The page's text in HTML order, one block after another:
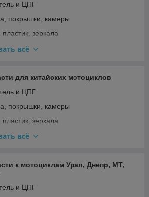
(цепи, звёзды, переключатели)
и ЦПГ
покрышки, камеры
пластик, зеркала
и поворотники
прокладки, подшипники
и кикстартер
система и карбюратор
(сцепление, вариатор, цепи)
и зажигание
всё
для китайских мотоциклов
и ЦПГ
покрышки, камеры
пластик, зеркала
и поворотники
всё
к мотоциклам Урал, Днепр, МТ,
и ЦПГ